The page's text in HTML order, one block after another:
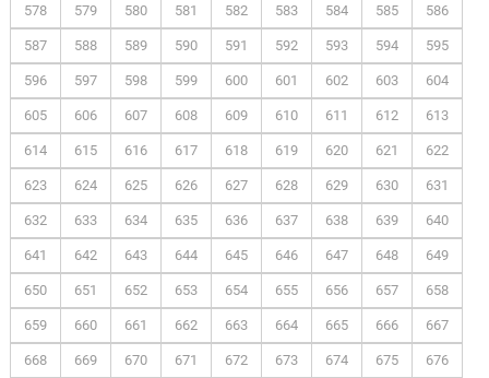
578 579 580 581 582 583 584 585 586
587 588 589 590 591 592 593 594 595
596 597 598 599 600 601 602 603 604
605 606 607 608 609 610 611 612 613
614 615 616 617 618 619 620 621 622
623 624 625 626 627 628 629 630 631
632 633 634 635 636 637 638 639 640
641 642 643 644 645 646 647 648 649
650 651 652 653 654 655 656 657 658
659 660 661 662 663 664 665 666 667
668 669 670 671 672 673 674 675 676